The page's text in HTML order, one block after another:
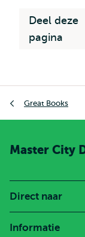
Deel deze
pagina
Great Books
Master City
Direct naar
Informatie